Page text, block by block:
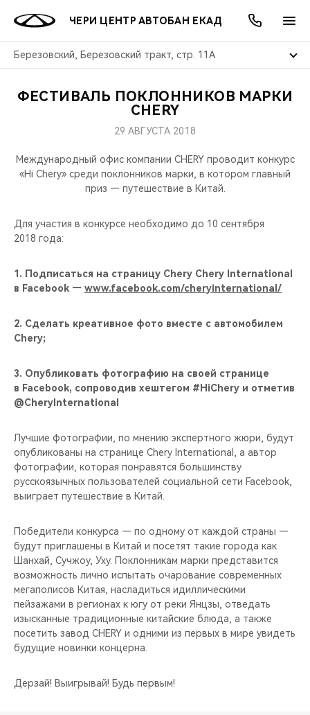
ЧЕРИ ЦЕНТР АВТОБАН ЕКАД
Березовский, Березовский тракт, стр. 11А
МОДЕЛИ
КРОССОВЕРЫ
СЕДАНЫ
ПОКУПАТЕЛЯМ
КРЕДИТ И СТРАХОВАНИЕ
ВЛАДЕЛЬЦАМ
ЗАПЧАСТИ И АКСЕССУАРЫ
CHERY CONNECT
МИР CHERY
О БРЕНДЕ
ЛЮДИ CHERY
БЛАГОТВОРИТЕЛЬНОСТЬ
НАШИ МЕРОПРИЯТИЯ
CHERY ДЛЯ ДЕТЕЙ
АКЦИИ
ОНЛАЙН СЕРВИСЫ
КРЕДИТ
О КОМПАНИИ
МЫ В СОЦСЕТЯХ
ФЕСТИВАЛЬ ПОКЛОННИКОВ МАРКИ
CHERY
29 АВГУСТА 2018
Международный офис компании CHERY проводит конкурс
«Hi Chery» среди поклонников марки, в котором главный
приз — путешествие в Китай.
Для участия в конкурсе необходимо до 10 сентября
2018 года:
1. Подписаться на страницу Chery Chery International
в Facebook — www.facebook.com/cheryinternational/
2. Сделать креативное фото вместе с автомобилем
Chery;
3. Опубликовать фотографию на своей странице
в Facebook, сопроводив хештегом #HiChery и отметив
@CheryInternational
Лучшие фотографии, по мнению экспертного жюри, будут
опубликованы на странице Chery International, а автор
фотографии, которая понравятся большинству
русскоязычных пользователей социальной сети Facebook,
выиграет путешествие в Китай.
Победители конкурса — по одному от каждой страны —
будут приглашены в Китай и посетят такие города как
Шанхай, Сучжоу, Уху. Поклонникам марки представится
возможность лично испытать очарование современных
мегаполисов Китая, насладиться идиллическими
пейзажами в регионах к югу от реки Янцзы, отведать
изысканные традиционные китайские блюда, а также
посетить завод CHERY и одними из первых в мире увидеть
будущие новинки концерна.
Дерзай! Выигрывай! Будь первым!